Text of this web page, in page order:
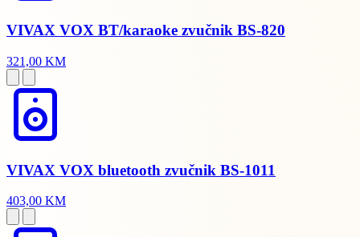
VIVAX VOX BT/karaoke zvučnik BS-820
321,00 KM
VIVAX VOX bluetooth zvučnik BS-1011
403,00 KM